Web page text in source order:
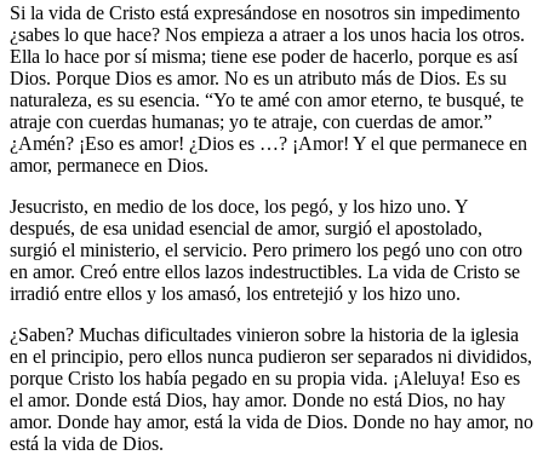
Si la vida de Cristo está expresándose en nosotros sin impedimento
¿sabes lo que hace? Nos empieza a atraer a los unos hacia los otros.
Ella lo hace por sí misma; tiene ese poder de hacerlo, porque es así
Dios. Porque Dios es amor. No es un atributo más de Dios. Es su
naturaleza, es su esencia. “Yo te amé con amor eterno, te busqué, te
atraje con cuerdas humanas; yo te atraje, con cuerdas de amor.”
¿Amén? ¡Eso es amor! ¿Dios es …? ¡Amor! Y el que permanece en
amor, permanece en Dios.
Jesucristo, en medio de los doce, los pegó, y los hizo uno. Y
después, de esa unidad esencial de amor, surgió el apostolado,
surgió el ministerio, el servicio. Pero primero los pegó uno con otro
en amor. Creó entre ellos lazos indestructibles. La vida de Cristo se
irradió entre ellos y los amasó, los entretejió y los hizo uno.
¿Saben? Muchas dificultades vinieron sobre la historia de la iglesia
en el principio, pero ellos nunca pudieron ser separados ni divididos,
porque Cristo los había pegado en su propia vida. ¡Aleluya! Eso es
el amor. Donde está Dios, hay amor. Donde no está Dios, no hay
amor. Donde hay amor, está la vida de Dios. Donde no hay amor, no
está la vida de Dios.